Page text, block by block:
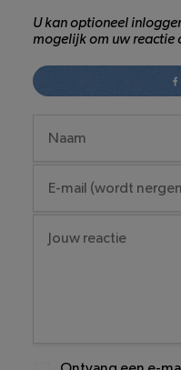
U kan optioneel
mogelijk om uw reactie